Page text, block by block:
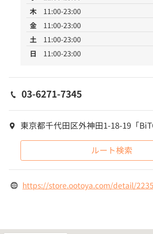
木
11:00-23:00
金
11:00-23:00
土
11:00-23:00
日
11:00-23:00
03-6271-7345
東京都千代田区外神田1-18-19「
ルート検索
https://store.ootoya.com/detail/